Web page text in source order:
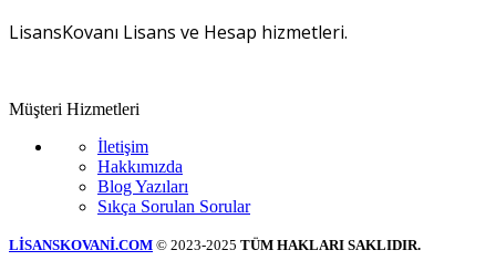
LisansKovanı Lisans ve Hesap hizmetleri.
Müşteri Hizmetleri
İletişim
Hakkımızda
Blog Yazıları
Sıkça Sorulan Sorular
LİSANSKOVANİ.COM © 2023-2025 TÜM HAKLARI SAKLIDIR.